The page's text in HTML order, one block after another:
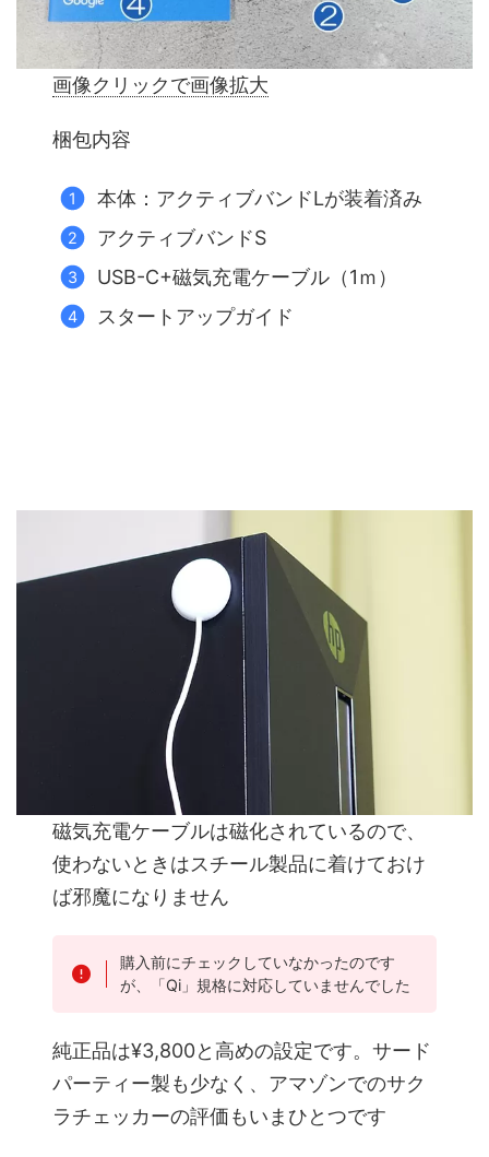
画像クリックで画像拡大
梱包内容
本体：アクティブバンドLが装着済み
アクティブバンドS
USB-C+磁気充電ケーブル（1ｍ）
スタートアップガイド
磁気充電ケーブルは磁化されているので、
使わないときはスチール製品に着けておけ
ば邪魔になりません
購入前にチェックしていなかったのです
が、「Qi」規格に対応していませんでした
純正品は¥3,800と高めの設定です。サード
パーティー製も少なく、アマゾンでのサク
ラチェッカーの評価もいまひとつです